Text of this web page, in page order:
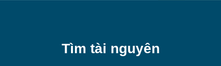
Tìm tài nguyên